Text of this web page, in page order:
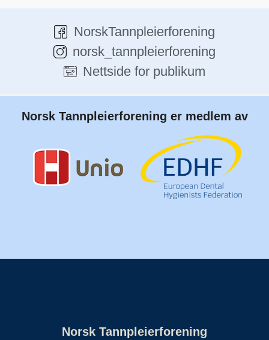
NorskTannpleierforening
norsk_tannpleierforening
Nettside for publikum
Norsk Tannpleierforening er medlem av
Norsk Tannpleierforening